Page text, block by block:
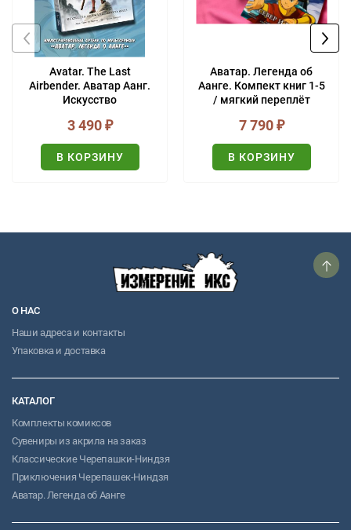
Avatar. The Last
Airbender. Аватар Аанг.
Искусство
3 490₽
В КОРЗИНУ
Аватар. Легенда об
Аанге. Компект книг 1-5
/ мягкий переплёт
7 790₽
В КОРЗИНУ
О НАС
Наши адреса и контакты
Упаковка и доставка
КАТАЛОГ
Комплекты комиксов
Сувениры из акрила на заказ
Классические Черепашки-Ниндзя
Приключения Черепашек-Ниндзя
Аватар. Легенда об Аанге